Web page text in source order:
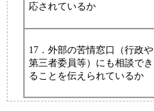
応されているか
17．外部の苦情窓口（行政や
第三者委員等）にも相談でき
ることを伝えられているか